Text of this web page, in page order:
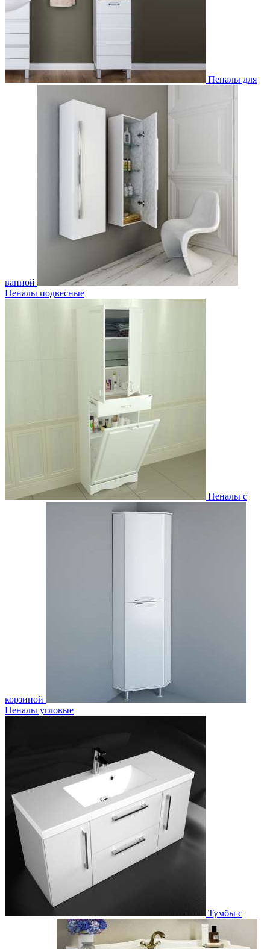
Пеналы для
ванной
Пеналы подвесные
Пеналы с
корзиной
Пеналы угловые
Тумбы с